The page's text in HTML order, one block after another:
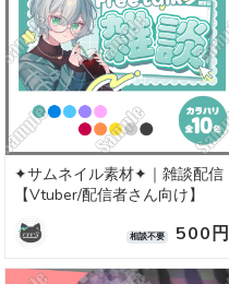
✦サムネイル素材✦｜雑談配信
【Vtuber/配信者さん向け】
相談不要 500円